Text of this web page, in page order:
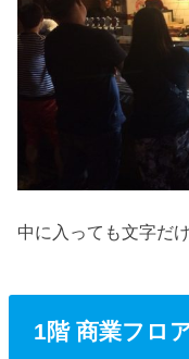
中に入っても文字だ
1階 商業フロ